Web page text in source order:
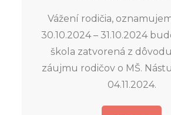
Vážení rodičia,
30.10.2024 – 31.10.2024
škola zatvorená z
záujmu rodičov o MŠ.
04.11.2024.